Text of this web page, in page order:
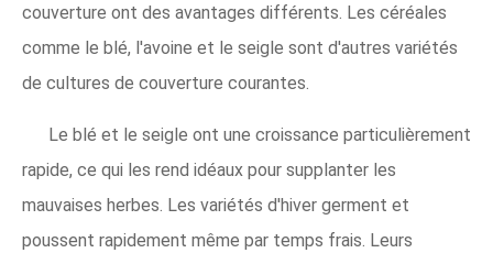
couverture ont des avantages différents. Les céréales
comme le blé, l'avoine et le seigle sont d'autres variétés
de cultures de couverture courantes.
Le blé et le seigle ont une croissance particulièrement
rapide, ce qui les rend idéaux pour supplanter les
mauvaises herbes. Les variétés d'hiver germent et
poussent rapidement même par temps frais. Leurs